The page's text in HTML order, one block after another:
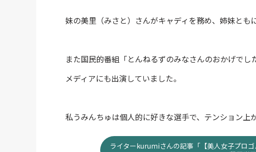
妹の美里（みさと）さんがキャディを務め、姉妹とも
また国民的番組「とんねるずのみなさんのおかげで
メディアにも出演していました。
私うみんちゅは個人的に好きな選手で、テンション上
ライターkurumiさんの記事「【美人女子プロ